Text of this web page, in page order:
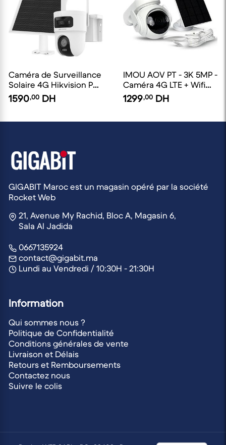
Caméra de Surveillance
Solaire 4G Hikvision PT
Double Objectif 4+4 MP
1590,00 DH
IMOU AOV PT - 3K 5MP -
Caméra 4G LTE + Wifi
Solaire Extérieure
1299,00 DH
GIGABIT Maroc est un magasin opéré par la société
Rocket Web
21, Avenue My Rachid, Bloc A, Magasin 6,
Sala Al Jadida
0667135924
contact@gigabit.ma
Lundi au Vendredi / 10:30H - 21:30H
Information
Qui sommes nous ?
Politique de Confidentialité
Conditions générales de vente
Livraison et Délais
Retours et Remboursements
Contactez nous
Suivre le colis